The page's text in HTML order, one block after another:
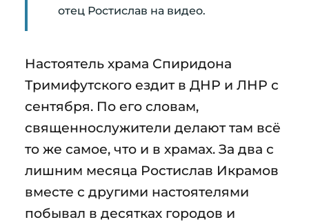
отец Ростислав на видео.
Настоятель храма Спиридона
Тримифутского ездит в ДНР и ЛНР с
сентября. По его словам,
священнослужители делают там всё
то же самое, что и в храмах. За два с
лишним месяца Ростислав Икрамов
вместе с другими настоятелями
побывал в десятках городов и